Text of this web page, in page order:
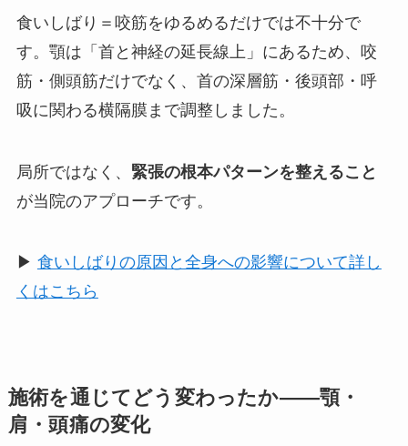
食いしばり＝咬筋をゆるめるだけでは不十分で
す。顎は「首と神経の延長線上」にあるため、咬
筋・側頭筋だけでなく、首の深層筋・後頭部・呼
吸に関わる横隔膜まで調整しました。
局所ではなく、 緊張の根本パターンを整えること
が当院のアプローチです。
▶ 食いしばりの原因と全身への影響について詳し
くはこちら
施術を通じてどう変わったか——顎・
肩・頭痛の変化